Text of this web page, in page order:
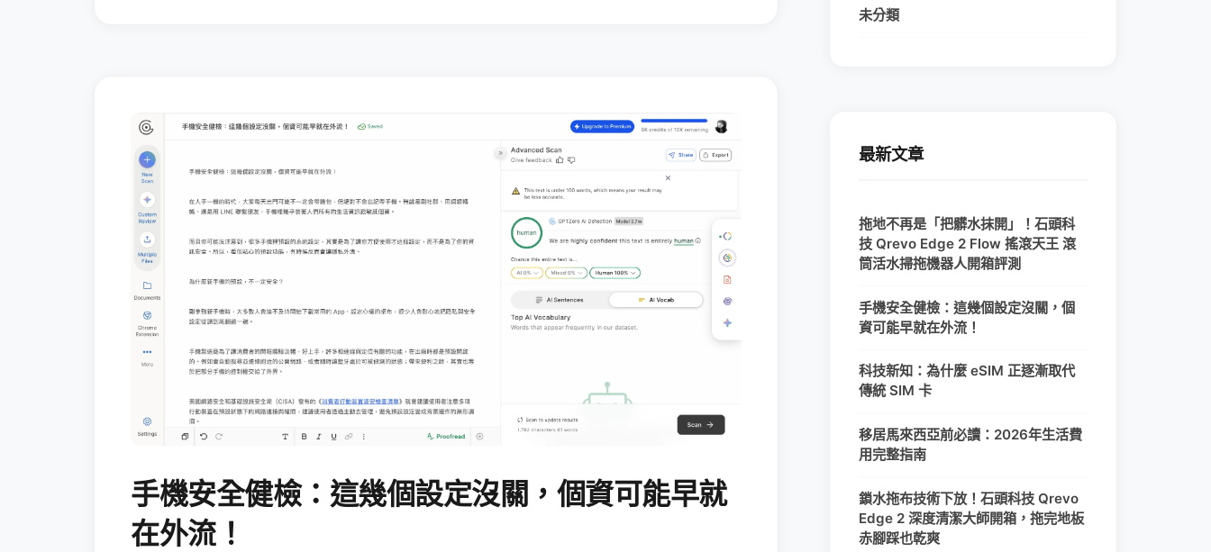
手機安全健檢：這幾個設定沒關，個資可能早就
在外流！
未分類
最新文章
拖地不再是「把髒水抹開」！石頭科
技 Qrevo Edge 2 Flow 搖滾天王 滾
筒活水掃拖機器人開箱評測
手機安全健檢：這幾個設定沒關，個
資可能早就在外流！
科技新知：為什麼 eSIM 正逐漸取代
傳統 SIM 卡
移居馬來西亞前必讀：2026年生活費
用完整指南
鎖水拖布技術下放！石頭科技 Qrevo
Edge 2 深度清潔大師開箱，拖完地板
赤腳踩也乾爽